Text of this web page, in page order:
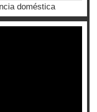
doméstica